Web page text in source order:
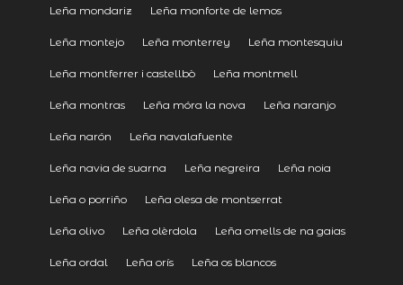
Leña mondariz Leña monforte de lemos
Leña montejo Leña monterrey Leña montesquiu
Leña montferrer i castellbò Leña montmell
Leña montras Leña móra la nova Leña naranjo
Leña narón Leña navalafuente
Leña navia de suarna Leña negreira Leña noia
Leña o porriño Leña olesa de montserrat
Leña olivo Leña olèrdola Leña omells de na gaias
Leña ordal Leña orís Leña os blancos